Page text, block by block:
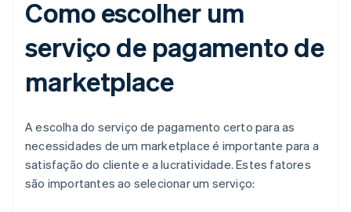
Como escolher um
serviço de pagamento de
marketplace
A escolha do serviço de pagamento certo para as
necessidades de um marketplace é importante para a
satisfação do cliente e a lucratividade. Estes fatores
são importantes ao selecionar um serviço: